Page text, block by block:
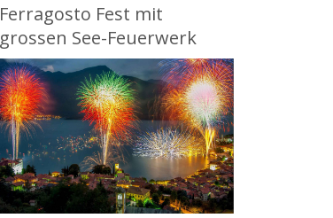
Ferragosto Fest mit
grossen See-Feuerwerk